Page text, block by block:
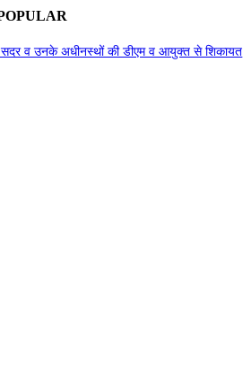
सदर व उनके अधीनस्थों की डीएम व आयुक्त से शिकायत